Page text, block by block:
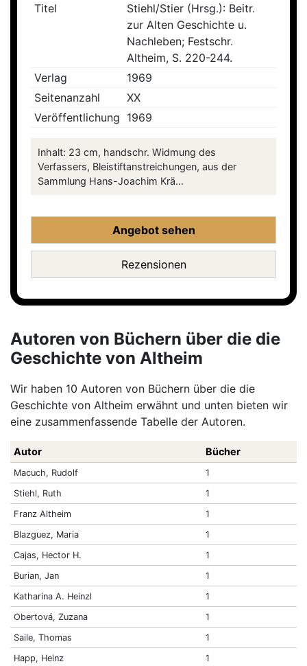
Titel
Stiehl/Stier (Hrsg.): Beitr.
zur Alten Geschichte u.
Nachleben; Festschr.
Altheim, S. 220-244.
Verlag
1969
Seitenanzahl
XX
Veröffentlichung 1969
Inhalt: 23 cm, handschr. Widmung des
Verfassers, Bleistiftanstreichungen, aus der
Sammlung Hans-Joachim Krä...
Angebot sehen
Rezensionen
Autoren von Büchern über die die
Geschichte von Altheim
Wir haben 10 Autoren von Büchern über die die
Geschichte von Altheim erwähnt und unten bieten wir
eine zusammenfassende Tabelle der Autoren.
Autor Bücher
Macuch, Rudolf
1
Stiehl, Ruth
1
Franz Altheim
1
Blazguez, Maria
1
Cajas, Hector H.
1
Burian, Jan
1
Katharina A. Heinzl
1
Obertová, Zuzana
1
Saile, Thomas
1
Happ, Heinz
1